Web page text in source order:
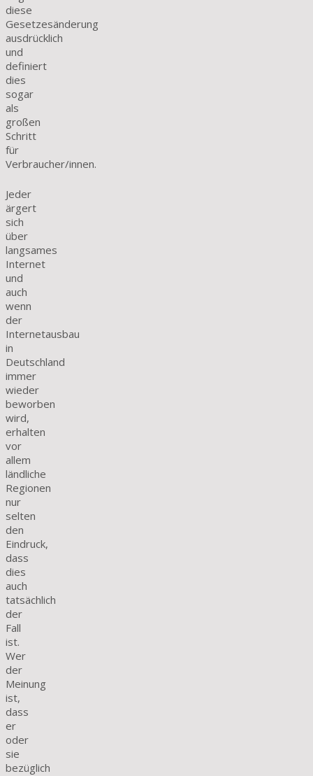
diese
Gesetzesänderung
ausdrücklich
und
definiert
dies
sogar
als
großen
Schritt
für
Verbraucher/innen.
Jeder
ärgert
sich
über
langsames
Internet
und
auch
wenn
der
Internetausbau
in
Deutschland
immer
wieder
beworben
wird,
erhalten
vor
allem
ländliche
Regionen
nur
selten
den
Eindruck,
dass
dies
auch
tatsächlich
der
Fall
ist.
Wer
der
Meinung
ist,
dass
er
oder
sie
bezüglich